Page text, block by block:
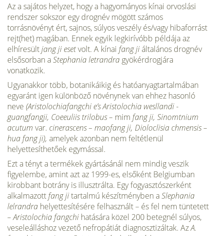
Az a sajátos helyzet, hogy a hagyományos kínai orvoslási
rendszer sokszor egy drog­név mögött számos
torrásnövényt ért, sajnos, súlyos veszély és/vagy hibaforrást
rejt(het) magában. Ennek egyik legkirívóbb példája az
elhíresültjang ji esetvolt. A kínai fang jiál­talános drognév
elsősorban aStephania letrandra gyökérdrogjára
vonatkozik.
Ugyanakkor több, botanikáikig és hatóanyagtartalmában
egyaránt igen különböző növénynek van eh­hez hasonló
neve (Aristolochiafangchi e’s Aristolochia wesllandi -
guangfangji, Coeeuliis trilobus – mim fang ji, Sinomtnium
acutum var. cinerascens – maofang ji, Dioloclisia chmensis –
hua fang ji), amelyek azonban nem feltétlenül
helyettesíthetőek egymással.
Ezt a tényt a termékek gyártásánál nem mindig veszik
figyelembe, amint azt az 1999-es, elsőként Belgiumban
kirobbant botrány is illusztrálta. Egy fogyasztószerként
alkalmazott fang jitartalmú készítményben aSlephania
lelrandra helyettesítésére felhasznált – és fel nem tüntetett
– Aristolochia fangchi hatására közel 200 betegnél súlyos,
veseleálláshoz vezető nefropátiát diagnosztizáltak. AzA.